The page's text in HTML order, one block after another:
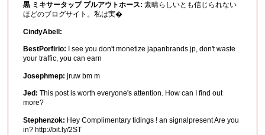
黒 ミキサータップ プルアウトホース: 素晴らしいとも信じられない
ほどのブログサイト。私は実�
CindyAbell:
BestPorfirio:
I see you don't monetize japanbrands.jp, don't waste
your traffic, you can earn
Josephmep: jruw bm m
Jed: This post is worth everyone's attention. How can I find out
more?
Stephenzok: Hey Complimentary tidings ! an signalpresent Are you
in? http://bit.ly/2ST